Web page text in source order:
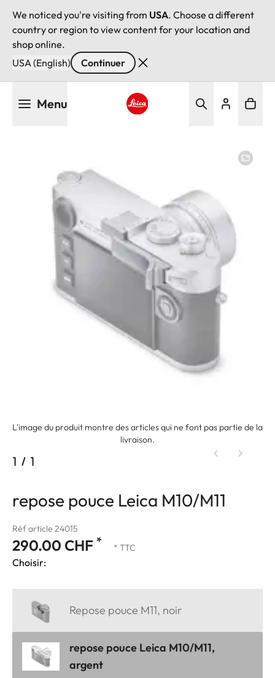
We noticed you're visiting from USA. Choose a different
country or region to view content for your location and
shop online.
USA (English)
Continuer
Menu
L'image du produit montre des articles qui ne font pas partie de la
livraison.
1 / 1
repose pouce Leica M10/M11
Réf article 24015
290.00 CHF * * TTC
Choisir:
Repose pouce M11, noir
repose pouce Leica M10/M11,
argent